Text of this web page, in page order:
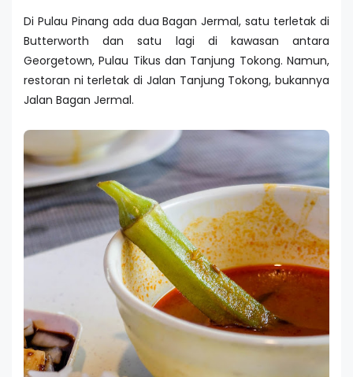
Di Pulau Pinang ada dua Bagan Jermal, satu terletak di
Butterworth dan satu lagi di kawasan antara
Georgetown, Pulau Tikus dan Tanjung Tokong. Namun,
restoran ni terletak di Jalan Tanjung Tokong, bukannya
Jalan Bagan Jermal.